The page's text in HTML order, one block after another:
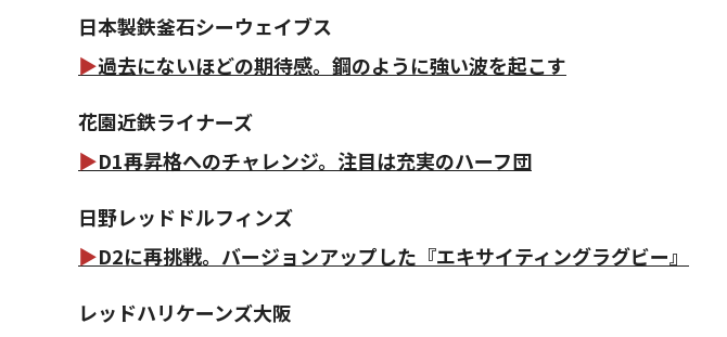
日本製鉄釜石シーウェイブス
▶過去にないほどの期待感。鋼のように強い波を起こす
花園近鉄ライナーズ
▶D1再昇格へのチャレンジ。注目は充実のハーフ団
日野レッドドルフィンズ
▶D2に再挑戦。バージョンアップした『エキサイティングラグビー』
レッドハリケーンズ大阪